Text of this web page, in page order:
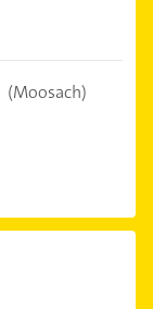
(Moosach)